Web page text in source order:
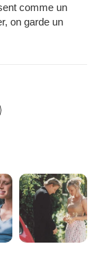
comme un
on garde un